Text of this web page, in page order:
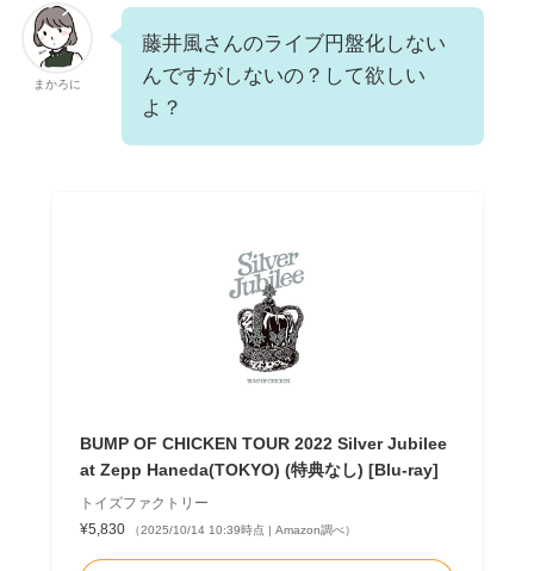
まかろに
藤井風さんのライブ円盤化しない
んですがしないの？して欲しい
よ？
BUMP OF CHICKEN TOUR 2022 Silver Jubilee
at Zepp Haneda(TOKYO) (特典なし) [Blu-ray]
トイズファクトリー
¥5,830
（2025/10/14 10:39時点 | Amazon調べ）